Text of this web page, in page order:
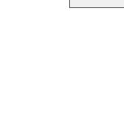
場付